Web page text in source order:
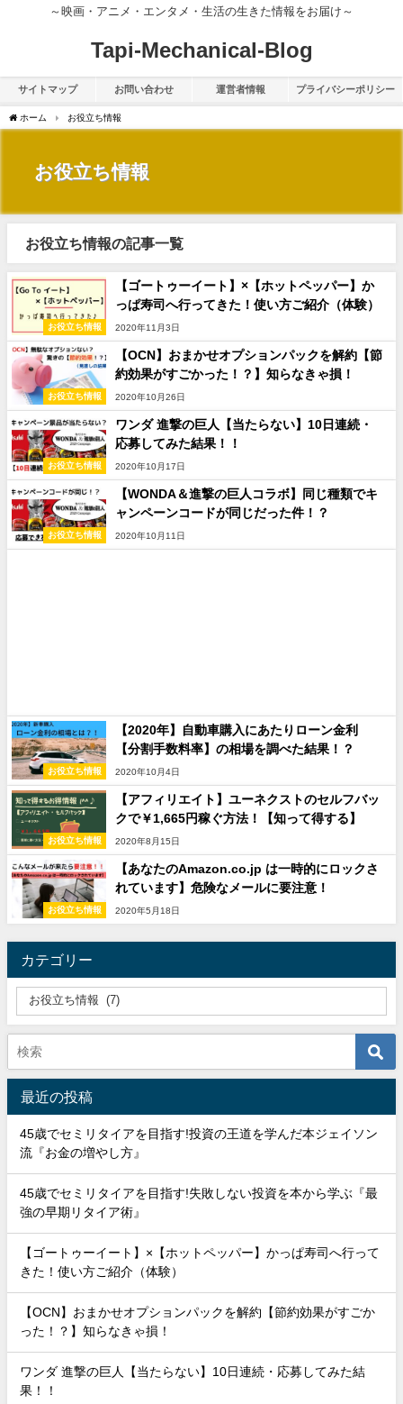
～映画・アニメ・エンタメ・生活の生きた情報をお届け～
Tapi-Mechanical-Blog
サイトマップ お問い合わせ 運営者情報 プライバシーポリシー
ホーム お役立ち情報
お役立ち情報
お役立ち情報の記事一覧
お役立ち情報
【ゴートゥーイート】×【ホットペッパー】か
っぱ寿司へ行ってきた！使い方ご紹介（体験）
2020年11月3日
お役立ち情報
【OCN】おまかせオプションパックを解約【節
約効果がすごかった！？】知らなきゃ損！
2020年10月26日
お役立ち情報
ワンダ 進撃の巨人【当たらない】10日連続・
応募してみた結果！！
2020年10月17日
お役立ち情報
【WONDA＆進撃の巨人コラボ】同じ種類でキ
ャンペーンコードが同じだった件！？
2020年10月11日
お役立ち情報
【2020年】自動車購入にあたりローン金利
【分割手数料率】の相場を調べた結果！？
2020年10月4日
お役立ち情報
【アフィリエイト】ユーネクストのセルフバッ
クで￥1,665円稼ぐ方法！【知って得する】
2020年8月15日
お役立ち情報
【あなたのAmazon.co.jp は一時的にロックさ
れています】危険なメールに要注意！
2020年5月18日
カテゴリー
最近の投稿
45歳でセミリタイアを目指す!投資の王道を学んだ本ジェイソン
流『お金の増やし方』
45歳でセミリタイアを目指す!失敗しない投資を本から学ぶ『最
強の早期リタイア術』
【ゴートゥーイート】×【ホットペッパー】かっぱ寿司へ行って
きた！使い方ご紹介（体験）
【OCN】おまかせオプションパックを解約【節約効果がすごか
った！？】知らなきゃ損！
ワンダ 進撃の巨人【当たらない】10日連続・応募してみた結
果！！